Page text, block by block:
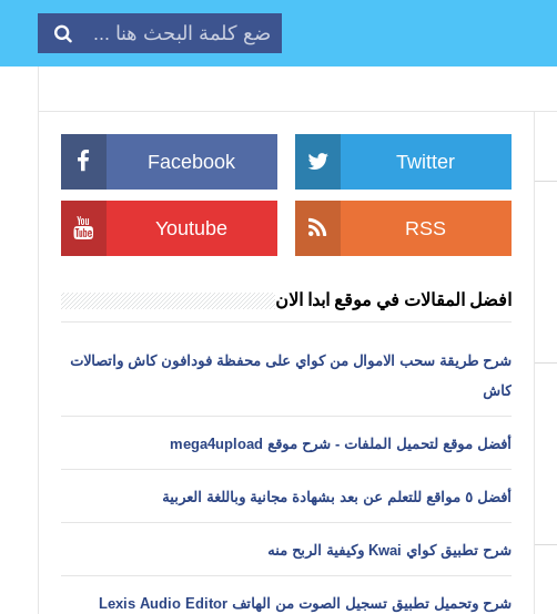
Facebook Twitter
Youtube RSS
افضل المقالات في موقع ابدا الان
شرح طريقة سحب الاموال من كواي على محفظة فودافون كاش واتصالات
كاش
أفضل موقع لتحميل الملفات - شرح موقع mega4upload
أفضل ٥ مواقع للتعلم عن بعد بشهادة مجانية وباللغة العربية
شرح تطبيق كواي Kwai وكيفية الربح منه
شرح وتحميل تطبيق تسجيل الصوت من الهاتف Lexis Audio Editor